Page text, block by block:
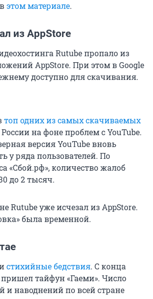
этом материале.
из AppStore
Rutube пропало из
AppStore. При этом в Google
доступно для скачивания.
топ одних из самых скачиваемых
на фоне проблем с YouTube.
версия YouTube вновь
у ряда пользователей. По
«Сбой.рф», количество жалоб
до 2 тысяч.
Rutube уже исчезал из AppStore.
была временной.
стихийные бедствия. С конца
тайфун «Гаеми». Число
и наводнений по всей стране